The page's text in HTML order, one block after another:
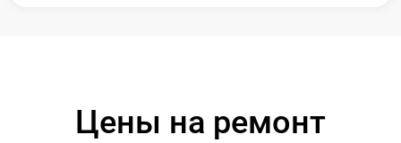
Цены на ремонт